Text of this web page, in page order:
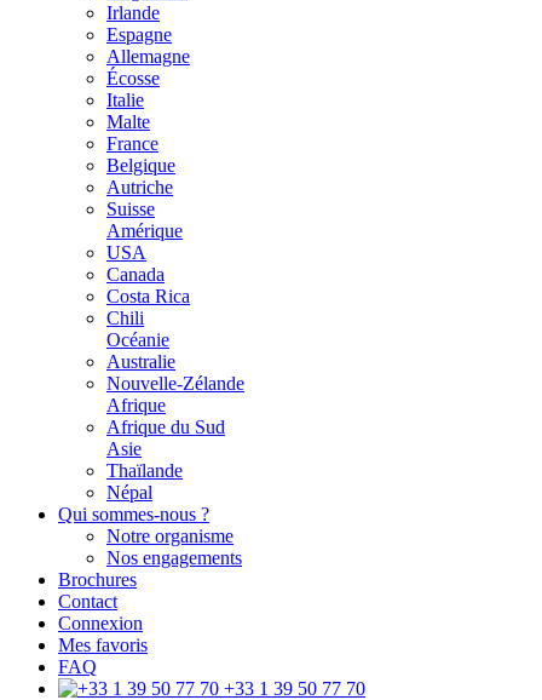
Irlande
Espagne
Allemagne
Écosse
Italie
Malte
France
Belgique
Autriche
Suisse
Amérique
USA
Canada
Costa Rica
Chili
Océanie
Australie
Nouvelle-Zélande
Afrique
Afrique du Sud
Asie
Thaïlande
Népal
Qui sommes-nous ?
Notre organisme
Nos engagements
Brochures
Contact
Connexion
Mes favoris
FAQ
+33 1 39 50 77 70